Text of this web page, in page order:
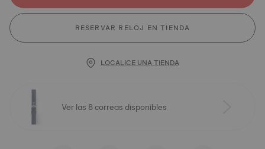
RESERVAR RELOJ EN TIENDA
LOCALICE UNA TIENDA
Ver las 8 correas disponibles